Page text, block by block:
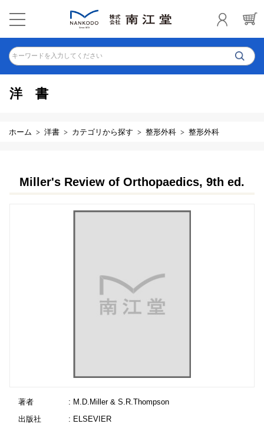
キーワードを入力してください
洋書
ホーム 洋書 カテゴリから探す 整形外科 整形外科
Miller's Review of Orthopaedics, 9th ed.
著者
: M.D.Miller & S.R.Thompson
出版社
: ELSEVIER